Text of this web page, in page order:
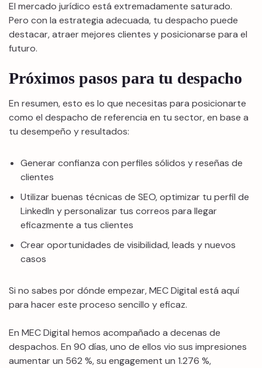
El mercado jurídico está extremadamente saturado.
Pero con la estrategia adecuada, tu despacho puede
destacar, atraer mejores clientes y posicionarse para el
futuro.
Próximos pasos para tu despacho
En resumen, esto es lo que necesitas para posicionarte
como el despacho de referencia en tu sector, en base a
tu desempeño y resultados:
Generar confianza con perfiles sólidos y reseñas de
clientes
Utilizar buenas técnicas de SEO, optimizar tu perfil de
LinkedIn y personalizar tus correos para llegar
eficazmente a tus clientes
Crear oportunidades de visibilidad, leads y nuevos
casos
Si no sabes por dónde empezar, MEC Digital está aquí
para hacer este proceso sencillo y eficaz.
En MEC Digital hemos acompañado a decenas de
despachos. En 90 días, uno de ellos vio sus impresiones
aumentar un 562 %, su engagement un 1.276 %,